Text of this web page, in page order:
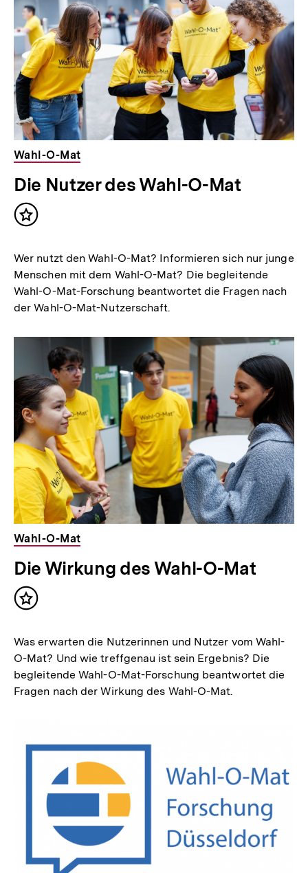
Wahl-O-Mat
Die Nutzer des Wahl-O-Mat
Inhalt
Wer nutzt den Wahl-O-Mat? Informieren sich nur junge
Menschen mit dem Wahl-O-Mat? Die begleitende
Wahl-O-Mat-Forschung beantwortet die Fragen nach
der Wahl-O-Mat-Nutzerschaft.
Wahl-O-Mat
Die Wirkung des Wahl-O-Mat
Inhalt
Was erwarten die Nutzerinnen und Nutzer vom Wahl-
O-Mat? Und wie treffgenau ist sein Ergebnis? Die
begleitende Wahl-O-Mat-Forschung beantwortet die
Fragen nach der Wirkung des Wahl-O-Mat.